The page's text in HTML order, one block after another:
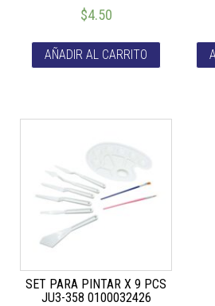
$4.50
AÑADIR AL CARRITO
SET PARA PINTAR X 9 PCS
JU3-358 0100032426